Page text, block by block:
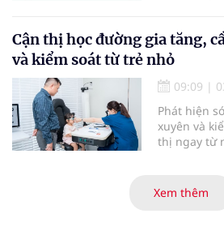
bàn chải
hiệu quả
đến sức
Cận thị học đường gia tăng,
và kiểm soát từ trẻ nhỏ
09:09 |
Phát hiện
xuyên và
thị ngay từ
trẻ. Đây
Trung tâm
Xem thêm